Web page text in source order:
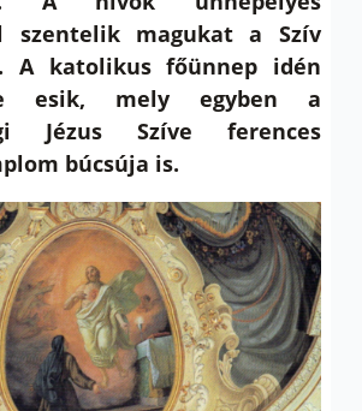
szentelik magukat a Szív
A katolikus főünnep idén
esik, mely egyben a
Jézus Szíve ferences
búcsúja is.